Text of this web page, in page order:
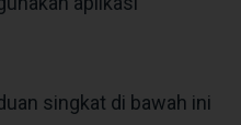
singkat di bawah ini